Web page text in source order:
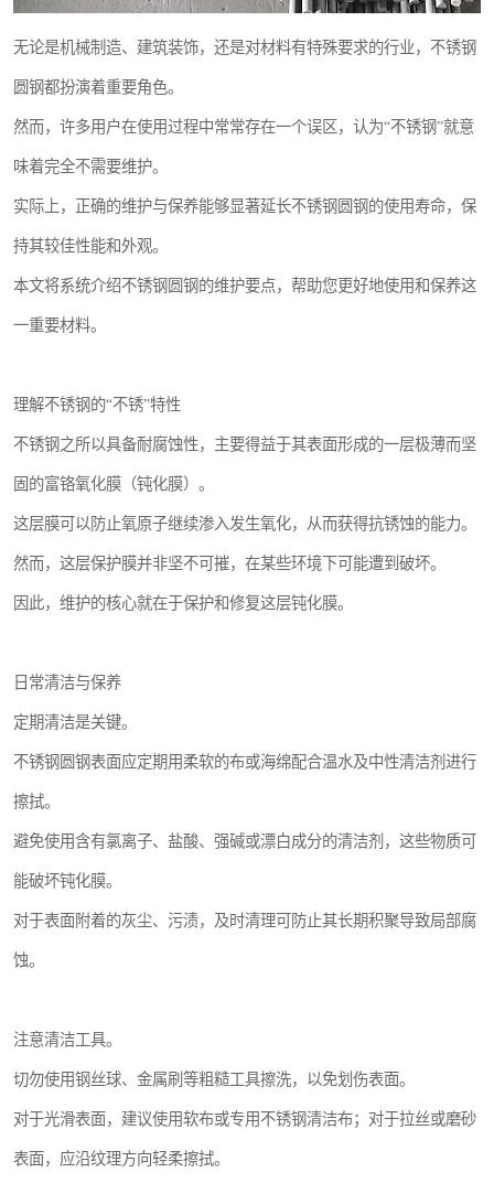
无论是机械制造、建筑装饰，还是对材料有特殊要求的行业，不锈钢
圆钢都扮演着重要角色。
然而，许多用户在使用过程中常常存在一个误区，认为“不锈钢”就意
味着完全不需要维护。
实际上，正确的维护与保养能够显著延长不锈钢圆钢的使用寿命，保
持其较佳性能和外观。
本文将系统介绍不锈钢圆钢的维护要点，帮助您更好地使用和保养这
一重要材料。
理解不锈钢的“不锈”特性
不锈钢之所以具备耐腐蚀性，主要得益于其表面形成的一层极薄而坚
固的富铬氧化膜（钝化膜）。
这层膜可以防止氧原子继续渗入发生氧化，从而获得抗锈蚀的能力。
然而，这层保护膜并非坚不可摧，在某些环境下可能遭到破坏。
因此，维护的核心就在于保护和修复这层钝化膜。
日常清洁与保养
定期清洁是关键。
不锈钢圆钢表面应定期用柔软的布或海绵配合温水及中性清洁剂进行
擦拭。
避免使用含有氯离子、盐酸、强碱或漂白成分的清洁剂，这些物质可
能破坏钝化膜。
对于表面附着的灰尘、污渍，及时清理可防止其长期积聚导致局部腐
蚀。
注意清洁工具。
切勿使用钢丝球、金属刷等粗糙工具擦洗，以免划伤表面。
对于光滑表面，建议使用软布或专用不锈钢清洁布；对于拉丝或磨砂
表面，应沿纹理方向轻柔擦拭。